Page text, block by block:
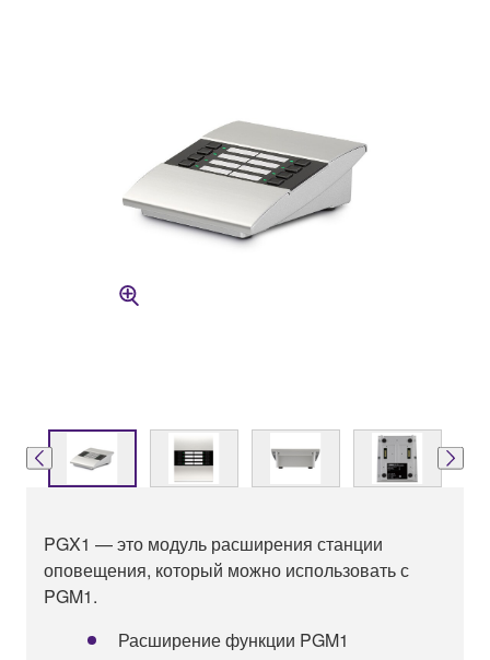
PGX1 — это модуль расширения станции
оповещения, который можно использовать с
PGM1.
Расширение функции PGM1